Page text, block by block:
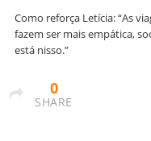
Como reforça Letícia: “As
fazem ser mais empática,
está nisso.”
0
SHARE